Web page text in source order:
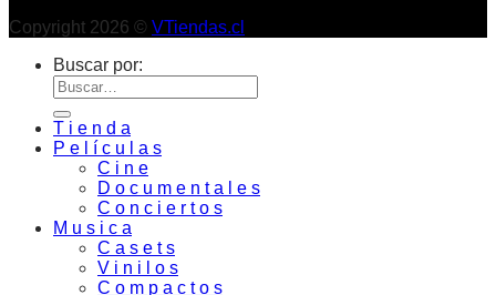
Copyright 2026 © VTiendas.cl
Buscar por:
T i e n d a
P e l í c u l a s
C i n e
D o c u m e n t a l e s
C o n c i e r t o s
M u s i c a
C a s e t s
V i n i l o s
C o m p a c t o s